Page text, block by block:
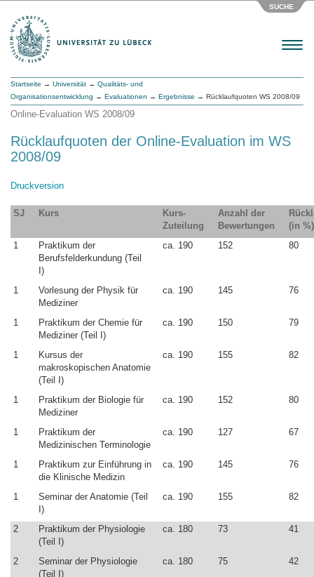
SUCHE
Menu
Startseite → Universität → Qualitäts- und
Organisationsentwicklung → Evaluationen → Ergebnisse → Rücklaufquoten WS 2008/09
Online-Evaluation WS 2008/09
Rücklaufquoten der Online-Evaluation im WS
2008/09
Druckversion
SJ Kurs
Kurs-
Zuteilung
Anzahl der
Bewertungen
(in
1
Praktikum der
Berufsfelderkundung (Teil
I)
ca. 190 152 80
1
Vorlesung der Physik für
Mediziner
ca. 190 145 76
1
Praktikum der Chemie für
Mediziner (Teil I)
ca. 190 150 79
1
Kursus der
makroskopischen Anatomie
(Teil I)
ca. 190 155 82
1
Praktikum der Biologie für
Mediziner
ca. 190 152 80
1
Praktikum der
Medizinischen Terminologie
ca. 190 127 67
1
Praktikum zur Einführung in
die Klinische Medizin
ca. 190 145 76
1
Seminar der Anatomie (Teil
I)
ca. 190 155 82
2
Praktikum der Physiologie
(Teil I)
ca. 180 73 41
2
Seminar der Physiologie
(Teil I)
ca. 180 75 42